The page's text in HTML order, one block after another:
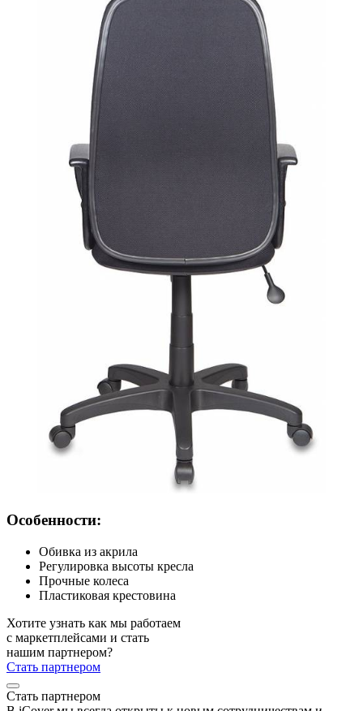
Особенности:
Обивка из акрила
Регулировка высоты кресла
Прочные колеса
Пластиковая крестовина
Хотите узнать как мы работаем
с маркетплейсами и стать
нашим партнером?
Стать партнером
Стать партнером